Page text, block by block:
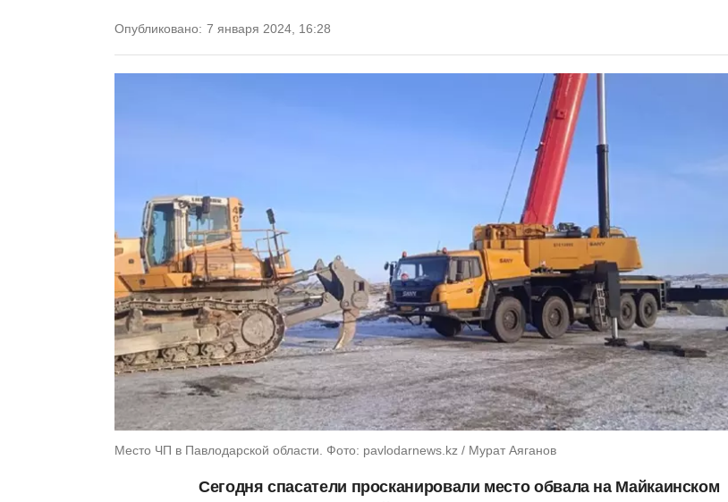
Опубликовано: 7 января 2024, 16:28
Место ЧП в Павлодарской области. Фото: pavlodarnews.kz / Мурат Аяганов
Сегодня спасатели просканировали место обвала на Майкаинском